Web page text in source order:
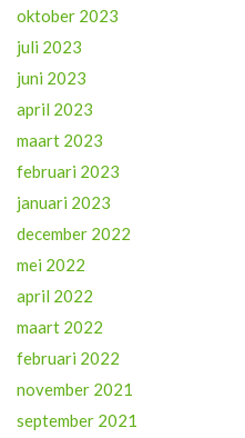
oktober 2023
juli 2023
juni 2023
april 2023
maart 2023
februari 2023
januari 2023
december 2022
mei 2022
april 2022
maart 2022
februari 2022
november 2021
september 2021